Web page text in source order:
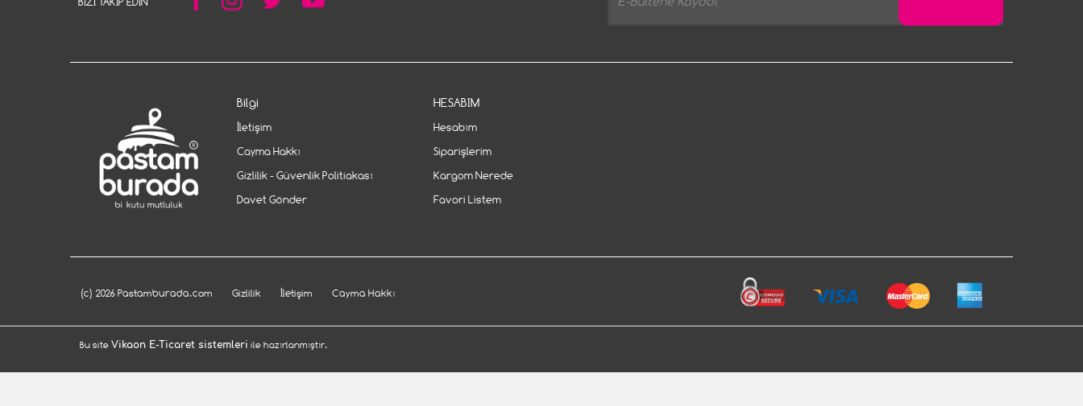
Bilgi
İletişim
Cayma Hakkı
Gizlilik - Güvenlik Politiakası
Davet Gönder
HESABIM
Hesabım
Siparişlerim
Kargom Nerede
Favori Listem
(c) 2026 Pastamburada.com Gizlilik İletişim Cayma Hakkı
Bu site Vikaon E-Ticaret sistemleri ile hazırlanmıştır.